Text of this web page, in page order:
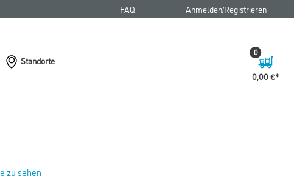
FAQ Anmelden/Registrieren
Standorte
0,00 €
0
zu sehen